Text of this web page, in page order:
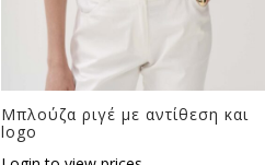
Μπλούζα ριγέ με αντίθεση και
logo